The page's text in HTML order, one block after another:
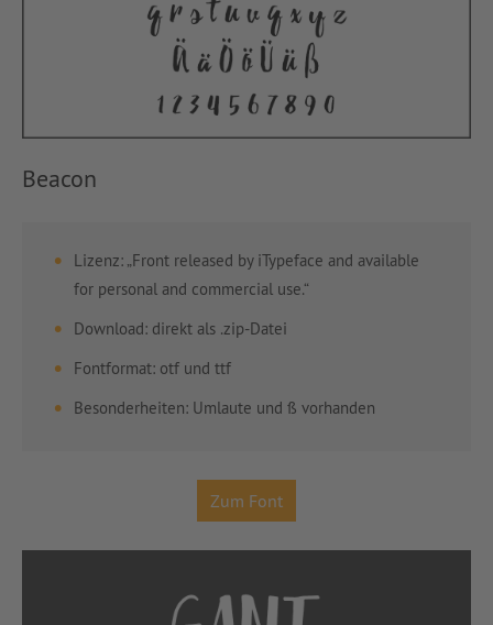
Beacon
Lizenz: „Front released by iTypeface and available
for personal and commercial use.“
Download: direkt als .zip-Datei
Fontformat: otf und ttf
Besonderheiten: Umlaute und ß vorhanden
Zum Font